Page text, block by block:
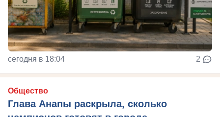
сегодня в 18:04 2
Общество
Глава Анапы раскрыла, сколько